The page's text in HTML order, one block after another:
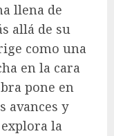
llena de
allá de su
como una
en la cara
pone en
avances y
la